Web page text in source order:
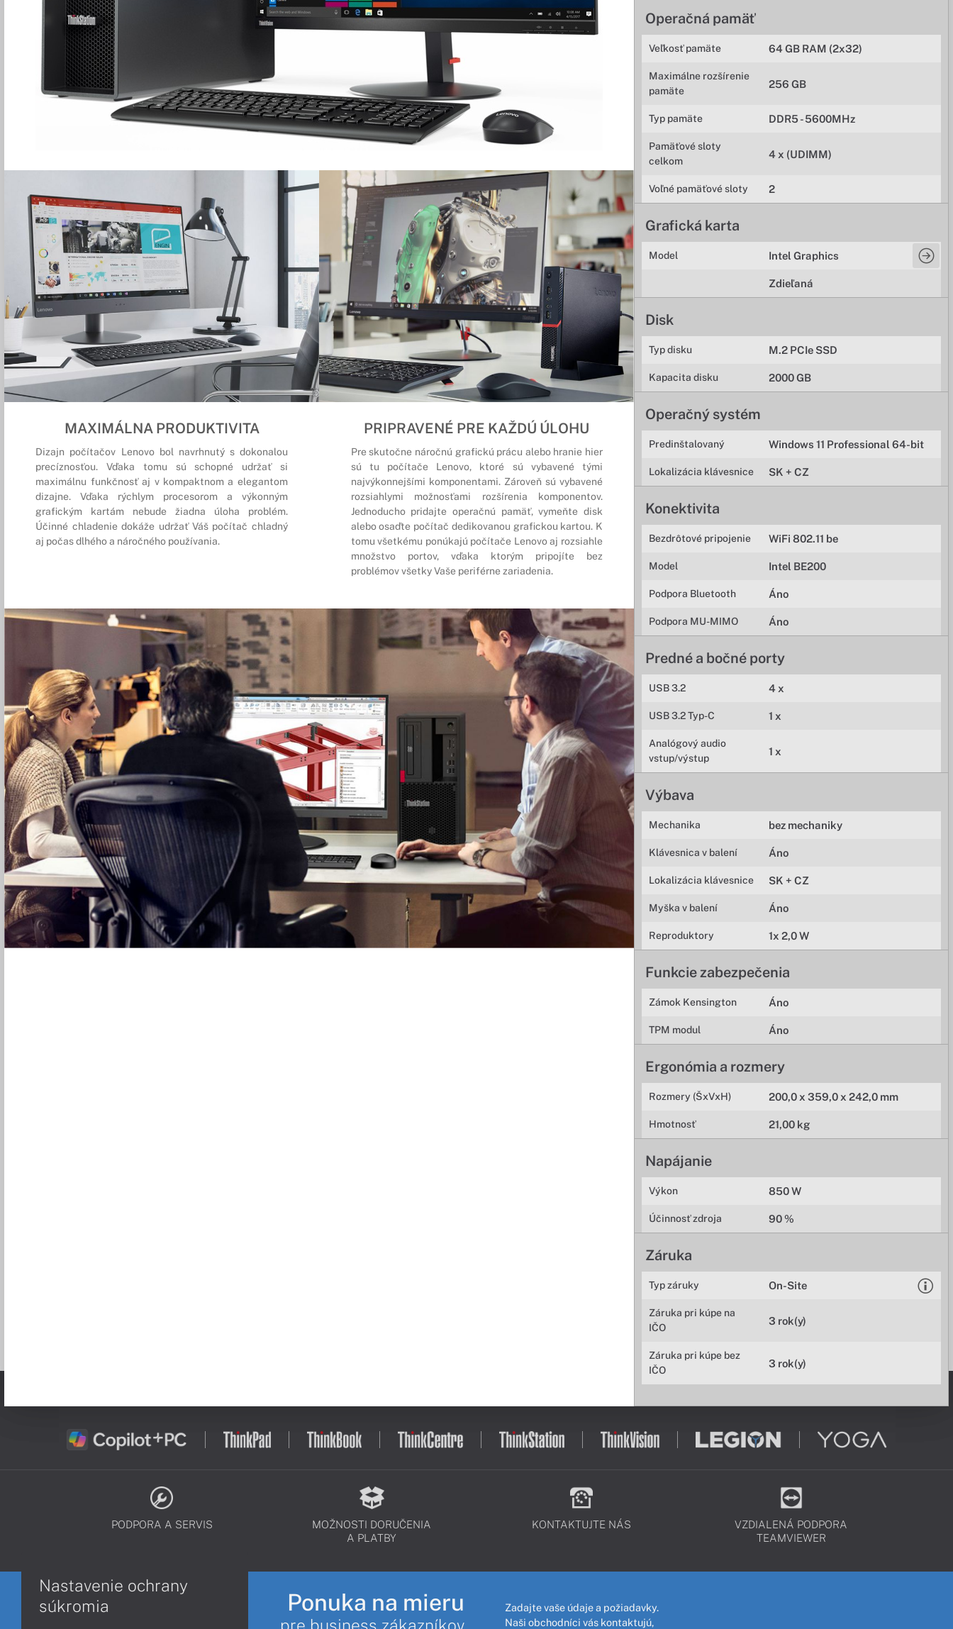
Operačná pamäť
Veľkosť pamäte 64 GB RAM (2x32)
Maximálne rozšírenie
pamäte
256 GB
Typ pamäte DDR5 - 5600MHz
Pamäťové sloty
celkom
4 x (UDIMM)
Voľné pamäťové sloty 2
Grafická karta
Model Intel Graphics
Zdieľaná
Disk
Typ disku M.2 PCIe SSD
Kapacita disku 2000 GB
Operačný systém
Predinštalovaný Windows 11 Professional 64-bit
Lokalizácia klávesnice SK + CZ
Konektivita
Bezdrôtové pripojenie WiFi 802.11 be
Model Intel BE200
Podpora Bluetooth Áno
Podpora MU-MIMO Áno
Predné a bočné porty
USB 3.2 4 x
USB 3.2 Typ-C 1 x
Analógový audio
vstup/výstup
1 x
Výbava
Mechanika bez mechaniky
Klávesnica v balení Áno
Lokalizácia klávesnice SK + CZ
Myška v balení Áno
Reproduktory 1x 2,0 W
Funkcie zabezpečenia
Zámok Kensington Áno
TPM modul Áno
Ergonómia a rozmery
Rozmery (ŠxVxH) 200,0 x 359,0 x 242,0 mm
Hmotnosť 21,00 kg
Napájanie
Výkon 850 W
Účinnosť zdroja 90 %
Záruka
Typ záruky On-Site
Záruka pri kúpe na
IČO
3 rok(y)
Záruka pri kúpe bez
IČO
3 rok(y)
MAXIMÁLNA PRODUKTIVITA
Dizajn počítačov Lenovo bol navrhnutý s dokonalou
precíznosťou. Vďaka tomu sú schopné udržať si
maximálnu funkčnosť aj v kompaktnom a elegantom
dizajne. Vďaka rýchlym procesorom a výkonným
grafickým kartám nebude žiadna úloha problém.
Účinné chladenie dokáže udržať Váš počítač chladný
aj počas dlhého a náročného používania.
PRIPRAVENÉ PRE KAŽDÚ ÚLOHU
Pre skutočne náročnú grafickú prácu alebo hranie hier
sú tu počítače Lenovo, ktoré sú vybavené tými
najvýkonnejšími komponentami. Zároveň sú vybavené
rozsiahlymi možnosťami rozšírenia komponentov.
Jednoducho pridajte operačnú pamäť, vymeňte disk
alebo osaďte počítač dedikovanou grafickou kartou. K
tomu všetkému ponúkajú počítače Lenovo aj rozsiahle
množstvo portov, vďaka ktorým pripojíte bez
problémov všetky Vaše periférne zariadenia.
PODPORA A SERVIS
MOŽNOSTI DORUČENIA
A PLATBY
KONTAKTUJTE NÁS
VZDIALENÁ PODPORA
TEAMVIEWER
Ponuka na mieru
pre business zákazníkov
Zadajte vaše údaje a požiadavky.
Naši obchodníci vás kontaktujú,
Nastavenie ochrany
súkromia